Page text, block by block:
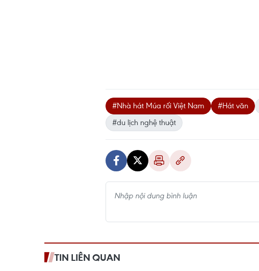
#Nhà hát Múa rối Việt Nam #Hát văn
#du lịch nghệ thuật
TIN LIÊN QUAN